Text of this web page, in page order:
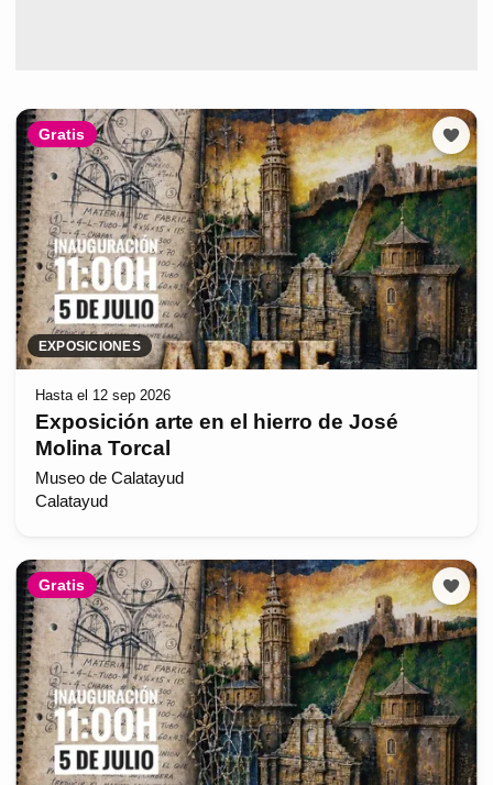
Gratis
EXPOSICIONES
Hasta el 12 sep 2026
Exposición arte en el hierro de José
Molina Torcal
Museo de Calatayud
Calatayud
Gratis